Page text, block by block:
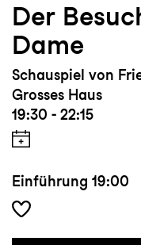
Der
Dame
Schauspiel von
Grosses Haus
19:30 - 22:15
Einführung 19:00